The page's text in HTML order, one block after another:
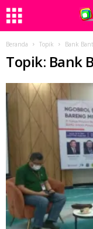
Beranda Topik Bank
Topik: Bank